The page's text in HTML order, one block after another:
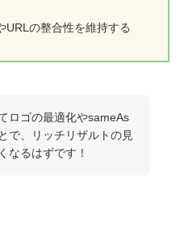
URLの整合性を維持する
ロゴの最適化やsameAs
で、リッチリザルトの見
なるはずです！